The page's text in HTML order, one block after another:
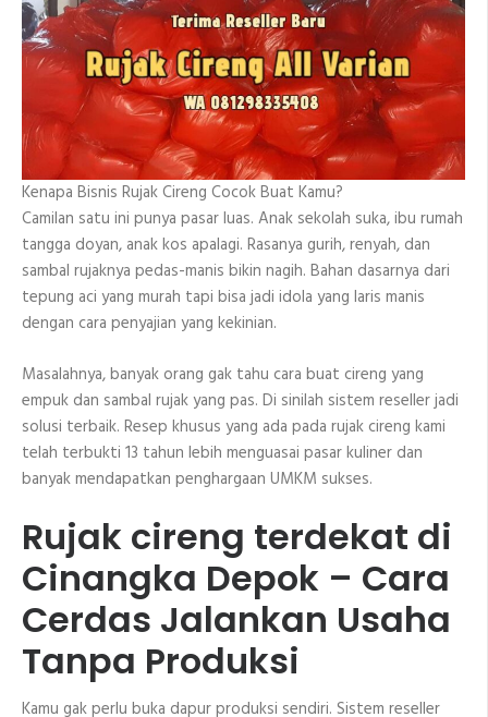
Kenapa Bisnis Rujak Cireng Cocok Buat Kamu?
Camilan satu ini punya pasar luas. Anak sekolah suka, ibu rumah
tangga doyan, anak kos apalagi. Rasanya gurih, renyah, dan
sambal rujaknya pedas-manis bikin nagih. Bahan dasarnya dari
tepung aci yang murah tapi bisa jadi idola yang laris manis
dengan cara penyajian yang kekinian.
Masalahnya, banyak orang gak tahu cara buat cireng yang
empuk dan sambal rujak yang pas. Di sinilah sistem reseller jadi
solusi terbaik. Resep khusus yang ada pada rujak cireng kami
telah terbukti 13 tahun lebih menguasai pasar kuliner dan
banyak mendapatkan penghargaan UMKM sukses.
Rujak cireng terdekat di
Cinangka Depok – Cara
Cerdas Jalankan Usaha
Tanpa Produksi
Kamu gak perlu buka dapur produksi sendiri. Sistem reseller